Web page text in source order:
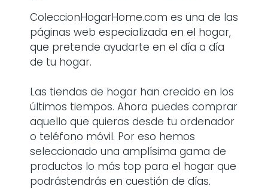
ColeccionHogarHome.com es una de las
páginas web especializada en el hogar,
que pretende ayudarte en el día a día
de tu hogar.
Las tiendas de hogar han crecido en los
últimos tiempos. Ahora puedes comprar
aquello que quieras desde tu ordenador
o teléfono móvil. Por eso hemos
seleccionado una amplísima gama de
productos lo más top para el hogar que
podrástendrás en cuestión de días.